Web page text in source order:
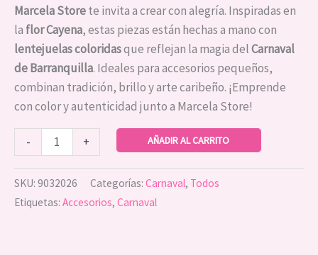
Marcela Storete invita a crear con alegría. Inspiradas en
la flor Cayena, estas piezas están hechas a mano con
lentejuelas coloridasque reflejan la magia delCarnaval
de Barranquilla. Ideales para accesorios pequeños,
combinan tradición, brillo y arte caribeño. ¡Emprende
con color y autenticidad junto a Marcela Store!
- + AÑADIR AL CARRITO
SKU: 9032026 Categorías: Carnaval, Todos
Etiquetas: Accesorios, Carnaval